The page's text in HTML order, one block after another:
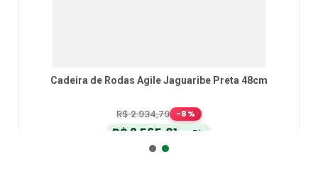
Cadeira de Rodas Agile Jaguaribe Preta 48cm
R$2.934,79 -8%
R$2.565,01no Pix
700 01